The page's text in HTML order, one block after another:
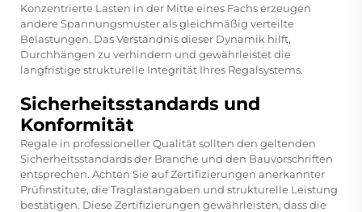
Konzentrierte Lasten in der Mitte eines Fachs erzeugen
andere Spannungsmuster als gleichmäßig verteilte
Belastungen. Das Verständnis dieser Dynamik hilft,
Durchhängen zu verhindern und gewährleistet die
langfristige strukturelle Integrität Ihres Regalsystems.
Sicherheitsstandards und
Konformität
Regale in professioneller Qualität sollten den geltenden
Sicherheitsstandards der Branche und den Bauvorschriften
entsprechen. Achten Sie auf Zertifizierungen anerkannter
Prüfinstitute, die Traglastangaben und strukturelle Leistung
bestätigen. Diese Zertifizierungen gewährleisten, dass die